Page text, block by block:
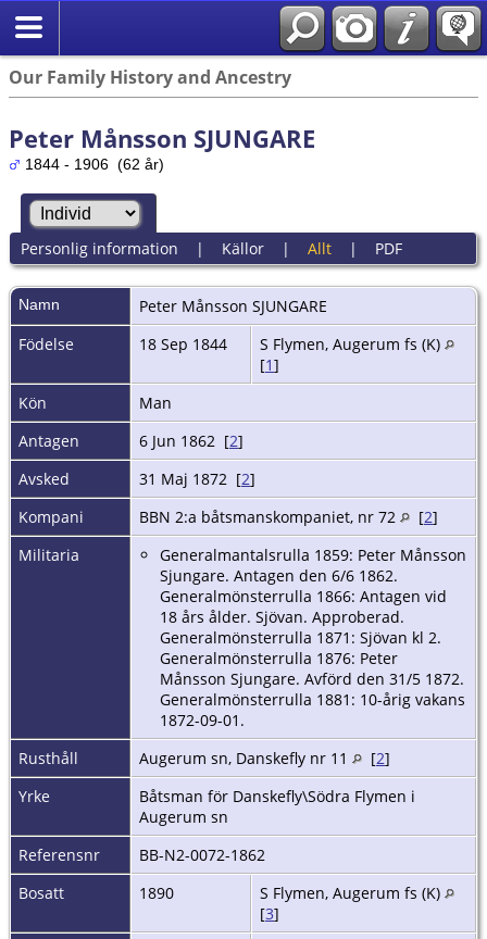
Our Family History and Ancestry
Peter Månsson SJUNGARE
1844 - 1906 (62 år)
Personlig information | Källor| Allt| PDF
Namn Peter Månsson SJUNGARE
Födelse
18 Sep 1844
S Flymen, Augerum fs (K)
[1]
Kön
Man
Antagen
6 Jun 1862 [2]
Avsked
31 Maj 1872 [2]
Kompani
BBN 2:a båtsmanskompaniet, nr 72 [2]
Militaria
Generalmantalsrulla 1859: Peter Månsson
Sjungare. Antagen den 6/6 1862.
Generalmönsterrulla 1866: Antagen vid
18 års ålder. Sjövan. Approberad.
Generalmönsterrulla 1871: Sjövan kl 2.
Generalmönsterrulla 1876: Peter
Månsson Sjungare. Avförd den 31/5 1872.
Generalmönsterrulla 1881: 10-årig vakans
1872-09-01.
Rusthåll
Augerum sn, Danskefly nr 11 [2]
Yrke
Båtsman för Danskefly\Södra Flymen i
Augerum sn
Referensnr
BB-N2-0072-1862
Bosatt
1890
S Flymen, Augerum fs (K)
[3]